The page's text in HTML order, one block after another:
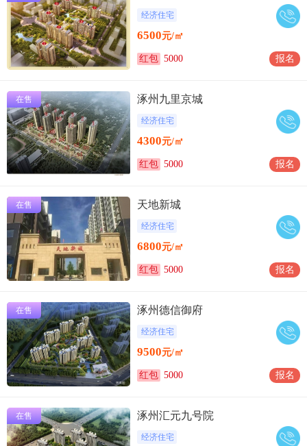
经济住宅
6500元/㎡
红包 5000 报名
在售 涿州九里京城
经济住宅
4300元/㎡
红包 5000 报名
在售 天地新城
经济住宅
6800元/㎡
红包 5000 报名
在售 涿州德信御府
经济住宅
9500元/㎡
红包 5000 报名
在售 涿州汇元九号院
经济住宅